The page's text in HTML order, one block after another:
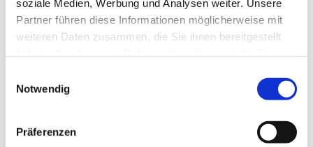
soziale Medien, Werbung und Analysen weiter. Unsere
Partner führen diese Informationen möglicherweise mit
weiteren Daten zusammen, die Sie ihnen bereitgestellt
Notwendig
Präferenzen